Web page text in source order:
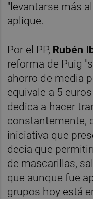
"levantarse más
aplique.
Por el PP, Rubén
reforma de Puig
ahorro de media
equivale a 5
dedica a hacer
constantemente,
iniciativa que
decía que
de mascarillas,
que aunque fue
grupos hoy está